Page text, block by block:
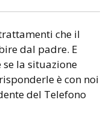
che il
dal padre. E
se la situazione
è con noi
del Telefono